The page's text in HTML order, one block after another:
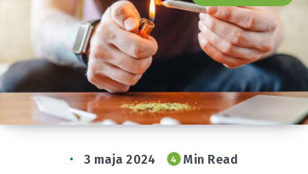
3 maja 2024 4 Min Read